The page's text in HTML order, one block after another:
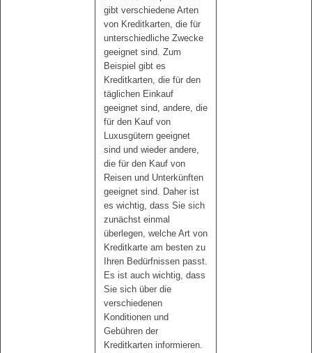
gibt verschiedene Arten
von Kreditkarten, die für
unterschiedliche Zwecke
geeignet sind. Zum
Beispiel gibt es
Kreditkarten, die für den
täglichen Einkauf
geeignet sind, andere, die
für den Kauf von
Luxusgütern geeignet
sind und wieder andere,
die für den Kauf von
Reisen und Unterkünften
geeignet sind. Daher ist
es wichtig, dass Sie sich
zunächst einmal
überlegen, welche Art von
Kreditkarte am besten zu
Ihren Bedürfnissen passt.
Es ist auch wichtig, dass
Sie sich über die
verschiedenen
Konditionen und
Gebühren der
Kreditkarten informieren.